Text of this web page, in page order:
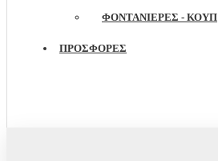
ΦΟΝΤΑΝΙΈΡΕΣ - ΚΟΥΠ
ΠΡΟΣΦΟΡΕΣ